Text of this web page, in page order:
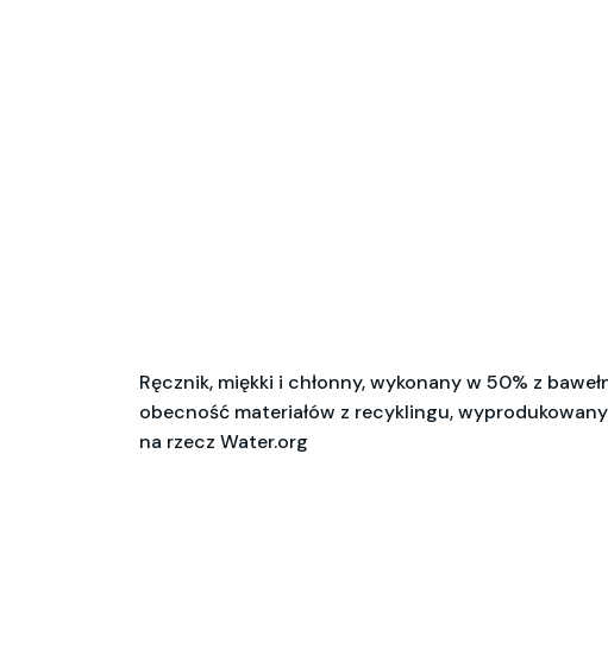
Ręcznik, miękki i chłonny, wykonany w 50% z
obecność materiałów z recyklingu,
na rzecz Water.org